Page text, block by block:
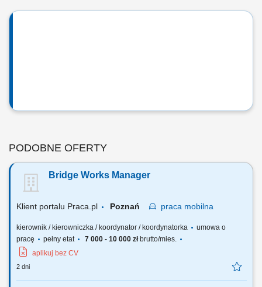
PODOBNE OFERTY
Bridge Works Manager
Klient portalu Praca.pl Poznań praca mobilna
kierownik / kierowniczka / koordynator / koordynatorka
umowa o
pracę
pełny etat 7 000 - 10 000 złbrutto/mies.
aplikuj bez CV
2 dni